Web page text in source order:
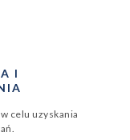
I
celu uzyskania